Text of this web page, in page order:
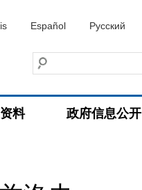
Español Русский
资料 政府信息公开